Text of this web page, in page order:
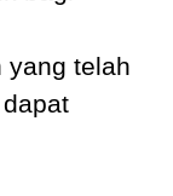
yang telah